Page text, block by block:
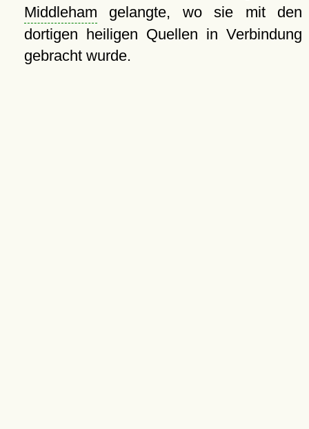
Middleham gelangte, wo sie mit den
dortigen heiligen Quellen in Verbindung
gebracht wurde.